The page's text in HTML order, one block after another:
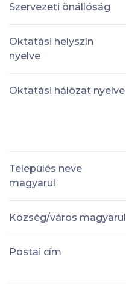
Szervezeti önállóság
Oktatási helyszín
nyelve
Oktatási hálózat nyelve
Település neve
magyarul
Község/város magyarul
Postai cím